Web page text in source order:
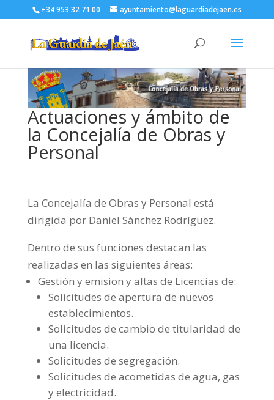
+34 953 32 71 00 ayuntamiento@laguardiadejaen.es
Actuaciones y ámbito de
la Concejalía de Obras y
Personal
La Concejalía de Obras y Personal está
dirigida por Daniel Sánchez Rodríguez.
Dentro de sus funciones destacan las
realizadas en las siguientes áreas:
Gestión y emision y altas de Licencias de:
Solicitudes de apertura de nuevos
establecimientos.
Solicitudes de cambio de titularidad de
una licencia.
Solicitudes de segregación.
Solicitudes de acometidas de agua, gas
y electricidad.